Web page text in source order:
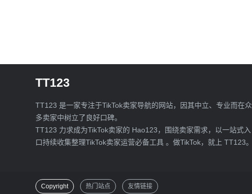
TT123
TT123 是一家专注于TikTok卖家导航的网站，因其中立、专业而在众
多卖家中树立了良好口碑。
TT123 力求成为TikTok卖家的 Hao123，围绕卖家需求，以一站式入
口持续收集整理TikTok卖家运营必备工具 。做TikTok，就上 TT123。
Copyright 热门站点 友情链接